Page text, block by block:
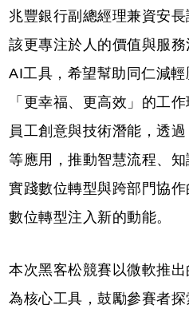
兆豐銀行副總經理兼資安
該更專注於人的價值與服
AI工具，希望幫助同仁減
「更幸福、更高效」的工
員工創意與技術潛能，透
等應用，推動智慧流程、
實踐數位轉型與跨部門協
數位轉型注入新的動能。
本次黑客松競賽以微軟推
為核心工具，鼓勵參賽者